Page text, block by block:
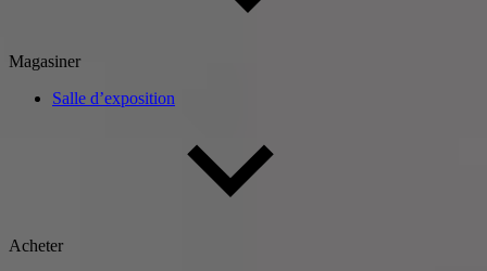
Magasiner
Salle d’exposition
Acheter